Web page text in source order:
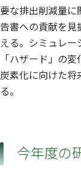
要な排出削減量に
告書への貢献を
える。シミュレ
「ハザード」の
炭素化に向けた
る。
今年度の